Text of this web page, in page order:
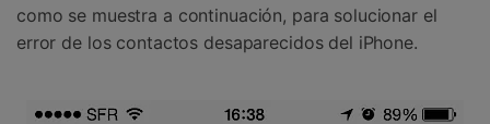
como se muestra a continuación, para solucionar el
error de los contactos desaparecidos del iPhone.